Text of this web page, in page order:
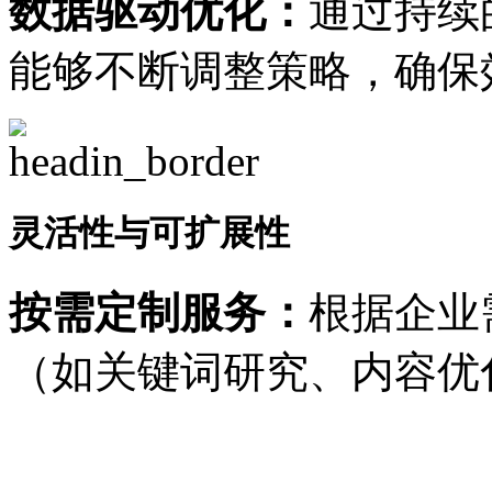
数据驱动优化： 通过持
能够不断调整策略，确
灵活性与可扩展性
按需定制服务： 根据企业
（如关键词研究、内容